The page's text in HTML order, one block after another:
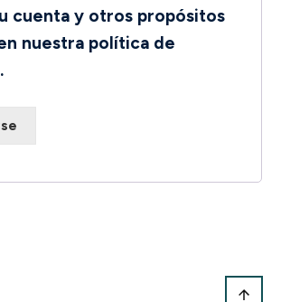
cuenta y otros propósitos
nuestra política de
.